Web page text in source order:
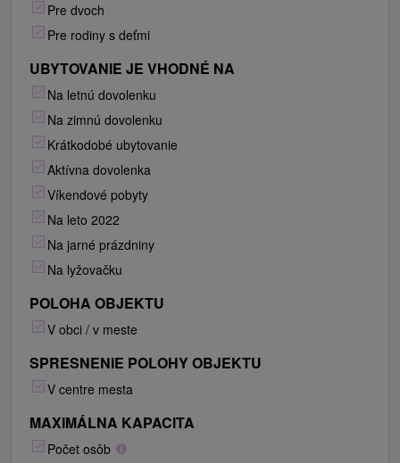
Pre dvoch
Pre rodiny s deťmi
UBYTOVANIE JE VHODNÉ NA
Na letnú dovolenku
Na zimnú dovolenku
Krátkodobé ubytovanie
Aktívna dovolenka
Víkendové pobyty
Na leto 2022
Na jarné prázdniny
Na lyžovačku
POLOHA OBJEKTU
V obci / v meste
SPRESNENIE POLOHY OBJEKTU
V centre mesta
MAXIMÁLNA KAPACITA
Počet osôb